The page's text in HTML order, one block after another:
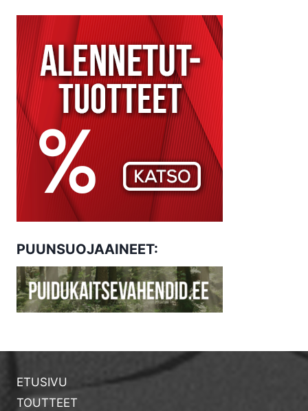
PUUNSUOJAAINEET:
ETUSIVU
TOUTTEET